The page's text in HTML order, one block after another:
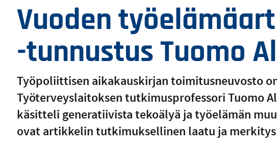
Vuoden
-tunnustus Tuomo
Työpoliittisen aikakauskirjan toimitusneuvosto
Työterveyslaitoksen tutkimusprofessori Tuomo
käsitteli generatiivista tekoälyä ja työelämän
ovat artikkelin tutkimuksellinen laatu ja